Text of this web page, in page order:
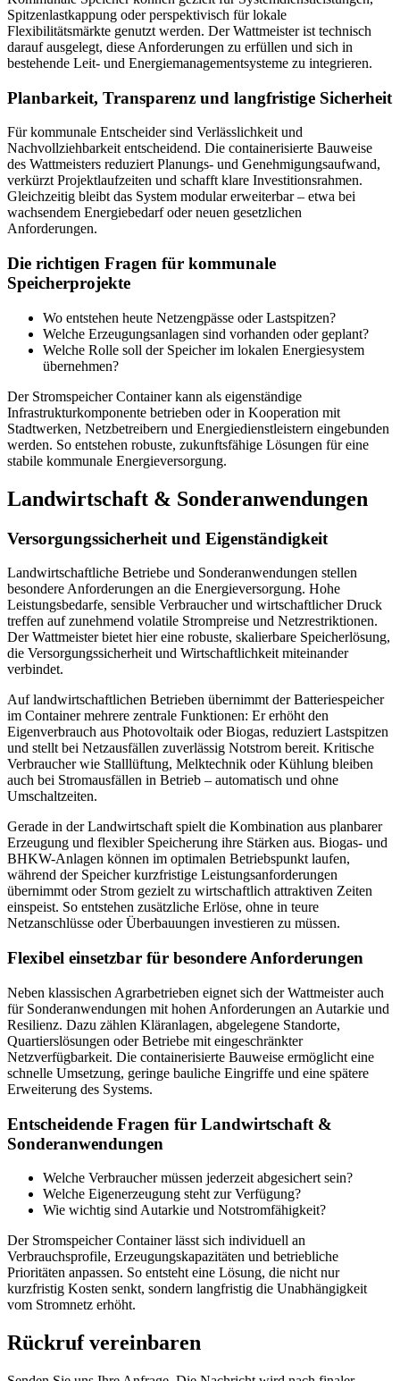
Spitzenlastkappung oder perspektivisch für lokale
Flexibilitätsmärkte genutzt werden. Der Wattmeister ist technisch
darauf ausgelegt, diese Anforderungen zu erfüllen und sich in
bestehende Leit- und Energiemanagementsysteme zu integrieren.
Planbarkeit, Transparenz und langfristige Sicherheit
Für kommunale Entscheider sind Verlässlichkeit und
Nachvollziehbarkeit entscheidend. Die containerisierte Bauweise
des Wattmeisters reduziert Planungs- und Genehmigungsaufwand,
verkürzt Projektlaufzeiten und schafft klare Investitionsrahmen.
Gleichzeitig bleibt das System modular erweiterbar – etwa bei
wachsendem Energiebedarf oder neuen gesetzlichen
Anforderungen.
Die richtigen Fragen für kommunale
Speicherprojekte
Wo entstehen heute Netzengpässe oder Lastspitzen?
Welche Erzeugungsanlagen sind vorhanden oder geplant?
Welche Rolle soll der Speicher im lokalen Energiesystem
übernehmen?
Der Stromspeicher Container kann als eigenständige
Infrastrukturkomponente betrieben oder in Kooperation mit
Stadtwerken, Netzbetreibern und Energiedienstleistern eingebunden
werden. So entstehen robuste, zukunftsfähige Lösungen für eine
stabile kommunale Energieversorgung.
Landwirtschaft & Sonderanwendungen
Versorgungssicherheit und Eigenständigkeit
Landwirtschaftliche Betriebe und Sonderanwendungen stellen
besondere Anforderungen an die Energieversorgung. Hohe
Leistungsbedarfe, sensible Verbraucher und wirtschaftlicher Druck
treffen auf zunehmend volatile Strompreise und Netzrestriktionen.
Der Wattmeister bietet hier eine robuste, skalierbare Speicherlösung,
die Versorgungssicherheit und Wirtschaftlichkeit miteinander
verbindet.
Auf landwirtschaftlichen Betrieben übernimmt der Batteriespeicher
im Container mehrere zentrale Funktionen: Er erhöht den
Eigenverbrauch aus Photovoltaik oder Biogas, reduziert Lastspitzen
und stellt bei Netzausfällen zuverlässig Notstrom bereit. Kritische
Verbraucher wie Stalllüftung, Melktechnik oder Kühlung bleiben
auch bei Stromausfällen in Betrieb – automatisch und ohne
Umschaltzeiten.
Gerade in der Landwirtschaft spielt die Kombination aus planbarer
Erzeugung und flexibler Speicherung ihre Stärken aus. Biogas- und
BHKW-Anlagen können im optimalen Betriebspunkt laufen,
während der Speicher kurzfristige Leistungsanforderungen
übernimmt oder Strom gezielt zu wirtschaftlich attraktiven Zeiten
einspeist. So entstehen zusätzliche Erlöse, ohne in teure
Netzanschlüsse oder Überbauungen investieren zu müssen.
Flexibel einsetzbar für besondere Anforderungen
Neben klassischen Agrarbetrieben eignet sich der Wattmeister auch
für Sonderanwendungen mit hohen Anforderungen an Autarkie und
Resilienz. Dazu zählen Kläranlagen, abgelegene Standorte,
Quartierslösungen oder Betriebe mit eingeschränkter
Netzverfügbarkeit. Die containerisierte Bauweise ermöglicht eine
schnelle Umsetzung, geringe bauliche Eingriffe und eine spätere
Erweiterung des Systems.
Entscheidende Fragen für Landwirtschaft &
Sonderanwendungen
Welche Verbraucher müssen jederzeit abgesichert sein?
Welche Eigenerzeugung steht zur Verfügung?
Wie wichtig sind Autarkie und Notstromfähigkeit?
Der Stromspeicher Container lässt sich individuell an
Verbrauchsprofile, Erzeugungskapazitäten und betriebliche
Prioritäten anpassen. So entsteht eine Lösung, die nicht nur
kurzfristig Kosten senkt, sondern langfristig die Unabhängigkeit
vom Stromnetz erhöht.
Rückruf vereinbaren